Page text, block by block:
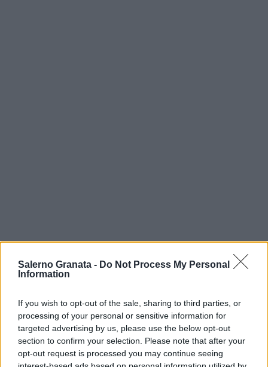
Salerno Granata - Do Not Process My Personal
Information
If you wish to opt-out of the sale, sharing to third parties, or
processing of your personal or sensitive information for
targeted advertising by us, please use the below opt-out
section to confirm your selection. Please note that after your
opt-out request is processed you may continue seeing